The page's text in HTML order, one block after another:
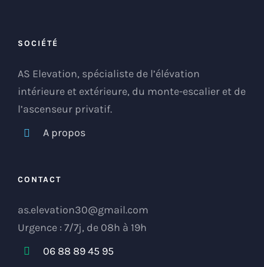
SOCIÉTÉ
AS Elevation, spécialiste de l’élévation
intérieure et extérieure, du monte-escalier et de
l’ascenseur privatif.
A propos
CONTACT
as.elevation30@gmail.com
Urgence : 7/7j, de 08h à 19h
06 88 89 45 95